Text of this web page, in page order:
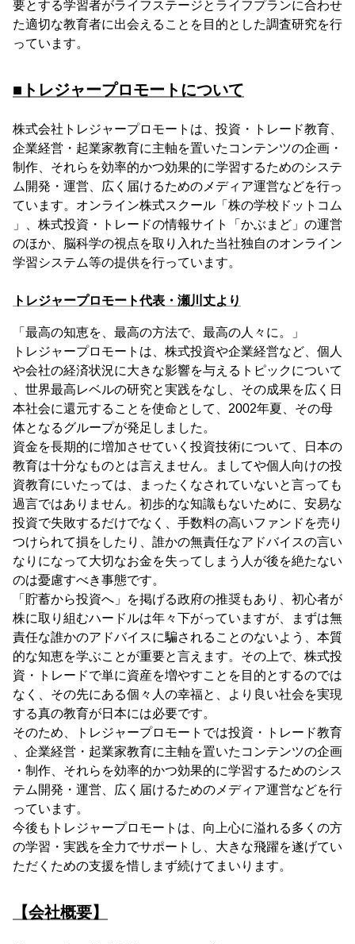
要とする学習者がライフステージとライフプランに合わせ
た適切な教育者に出会えることを目的とした調査研究を行
っています。
■トレジャープロモートについて
株式会社トレジャープロモートは、投資・トレード教育、
企業経営・起業家教育に主軸を置いたコンテンツの企画・
制作、それらを効率的かつ効果的に学習するためのシステ
ム開発・運営、広く届けるためのメディア運営などを行っ
ています。オンライン株式スクール「株の学校ドットコム
」、株式投資・トレードの情報サイト「かぶまど」の運営
のほか、脳科学の視点を取り入れた当社独自のオンライン
学習システム等の提供を行っています。
トレジャープロモート代表・瀬川丈より
「最高の知恵を、最高の方法で、最高の人々に。」
トレジャープロモートは、株式投資や企業経営など、個人
や会社の経済状況に大きな影響を与えるトピックについて
、世界最高レベルの研究と実践をなし、その成果を広く日
本社会に還元することを使命として、2002年夏、その母
体となるグループが発足しました。
資金を長期的に増加させていく投資技術について、日本の
教育は十分なものとは言えません。ましてや個人向けの投
資教育にいたっては、まったくなされていないと言っても
過言ではありません。初歩的な知識もないために、安易な
投資で失敗するだけでなく、手数料の高いファンドを売り
つけられて損をしたり、誰かの無責任なアドバイスの言い
なりになって大切なお金を失ってしまう人が後を絶たない
のは憂慮すべき事態です。
「貯蓄から投資へ」を掲げる政府の推奨もあり、初心者が
株に取り組むハードルは年々下がっていますが、まずは無
責任な誰かのアドバイスに騙されることのないよう、本質
的な知恵を学ぶことが重要と言えます。その上で、株式投
資・トレードで単に資産を増やすことを目的とするのでは
なく、その先にある個々人の幸福と、より良い社会を実現
する真の教育が日本には必要です。
そのため、トレジャープロモートでは投資・トレード教育
、企業経営・起業家教育に主軸を置いたコンテンツの企画
・制作、それらを効率的かつ効果的に学習するためのシス
テム開発・運営、広く届けるためのメディア運営などを行
っています。
今後もトレジャープロモートは、向上心に溢れる多くの方
の学習・実践を全力でサポートし、大きな飛躍を遂げてい
ただくための支援を惜しまず続けてまいります。
【会社概要】